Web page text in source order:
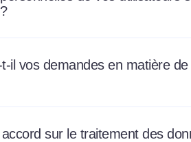
il vos demandes en matière
sur le traitement des